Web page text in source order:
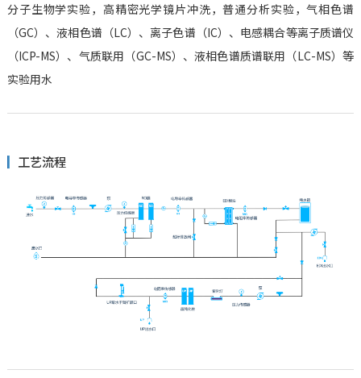
分子生物学实验，高精密光学镜片冲洗，普通分析实验，气相色谱
（GC）、液相色谱（LC）、离子色谱（IC）、电感耦合等离子质谱仪
（ICP-MS）、气质联用（GC-MS）、液相色谱质谱联用（LC-MS）等
实验用水
工艺流程